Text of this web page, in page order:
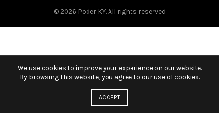
© 2026 Poder KY. All rights reserved
We use cookies to improve your experience on our website.
By browsing this website, you agree to our use of cookies.
ACCEPT